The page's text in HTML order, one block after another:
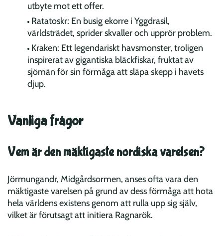
utbyte mot ett offer.
Ratatoskr: En busig ekorre i Yggdrasil,
världsträdet, sprider skvaller och upprör problem.
Kraken: Ett legendariskt havsmonster, troligen
inspirerat av gigantiska bläckfiskar, fruktat av
sjömän för sin förmåga att släpa skepp i havets
djup.
Vanliga frågor
Vem är den mäktigaste nordiska varelsen?
Jörmungandr, Midgårdsormen, anses ofta vara den
mäktigaste varelsen på grund av dess förmåga att hota
hela världens existens genom att rulla upp sig själv,
vilket är förutsagt att initiera Ragnarök.